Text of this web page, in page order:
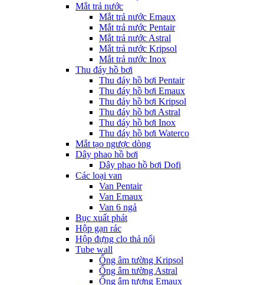
Mắt trả nước
Mắt trả nước Emaux
Mắt trả nước Pentair
Mắt trả nước Astral
Mắt trả nước Kripsol
Mắt trả nước Inox
Thu đáy hồ bơi
Thu đáy hồ bơi Pentair
Thu đáy hồ bơi Emaux
Thu đáy hồ bơi Kripsol
Thu đáy hồ bơi Astral
Thu đáy hồ bơi Inox
Thu đáy hồ bơi Waterco
Mắt tạo ngược dòng
Dây phao hồ bơi
Dây phao hồ bơi Dofi
Các loại van
Van Pentair
Van Emaux
Van 6 ngả
Bục xuất phát
Hộp gạn rác
Hộp đựng clo thả nổi
Tube wall
Ống âm tường Kripsol
Ống âm tường Astral
Ống âm tương Emaux